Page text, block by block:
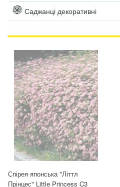
Саджанці декоративні
Спірея японська "Літтл
Прінцес" Little Princess C3